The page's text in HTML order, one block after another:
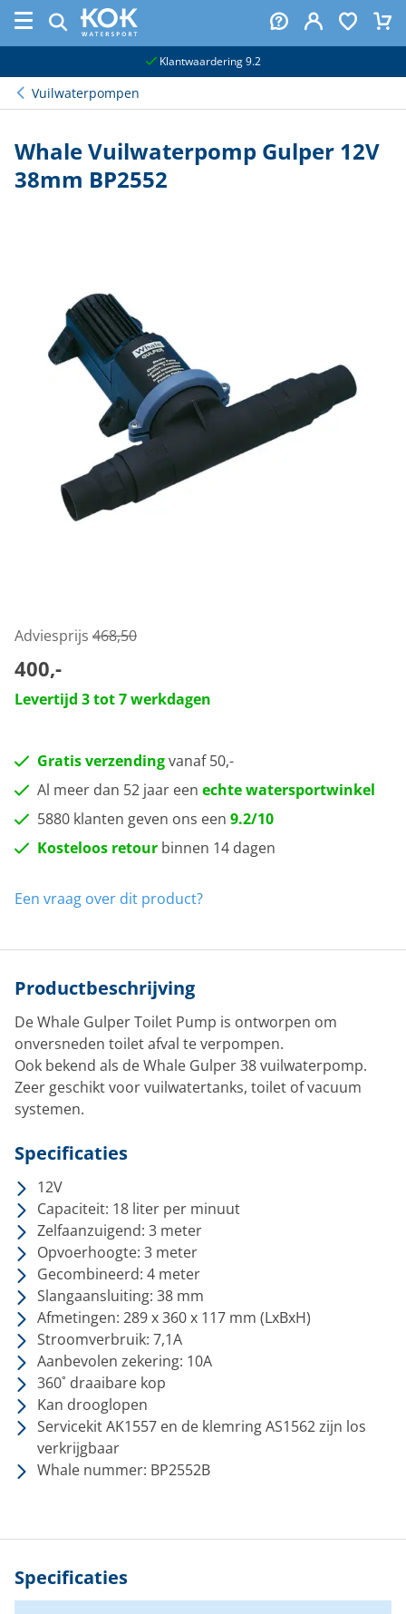
Klantwaardering 9.2
Vuilwaterpompen
Whale Vuilwaterpomp Gulper 12V
38mm BP2552
Adviesprijs 468,50
400,-
Levertijd 3 tot 7 werkdagen
Gratis verzendingvanaf 50,-
Al meer dan 52 jaar een echte watersportwinkel
5880 klanten geven ons een 9.2/10
Kosteloos retour binnen 14 dagen
Een vraag over dit product?
Productbeschrijving
De Whale Gulper Toilet Pump is ontworpen om
onversneden toilet afval te verpompen.
Ook bekend als de Whale Gulper 38 vuilwaterpomp.
Zeer geschikt voor vuilwatertanks, toilet of vacuum
systemen.
Specificaties
12V
Capaciteit: 18 liter per minuut
Zelfaanzuigend: 3 meter
Opvoerhoogte: 3 meter
Gecombineerd: 4 meter
Slangaansluiting: 38 mm
Afmetingen: 289 x 360 x 117 mm (LxBxH)
Stroomverbruik: 7,1A
Aanbevolen zekering: 10A
360˚ draaibare kop
Kan drooglopen
Servicekit AK1557 en de klemring AS1562 zijn los
verkrijgbaar
Whale nummer: BP2552B
Specificaties